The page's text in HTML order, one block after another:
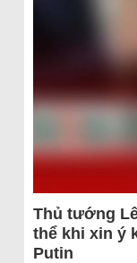
Thủ tướng
thể khi xin ý
Putin